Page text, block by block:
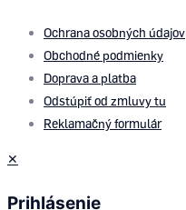
Ochrana osobných údajov
Obchodné podmienky
Doprava a platba
Odstúpiť od zmluvy tu
Reklamačný formulár
✕
Prihlásenie